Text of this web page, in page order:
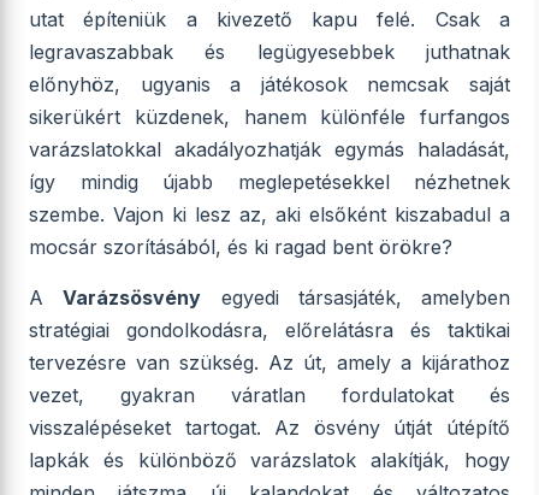
utat építeniük a kivezető kapu felé. Csak a
legravaszabbak és legügyesebbek juthatnak
előnyhöz, ugyanis a játékosok nemcsak saját
sikerükért küzdenek, hanem különféle furfangos
varázslatokkal akadályozhatják egymás haladását,
így mindig újabb meglepetésekkel nézhetnek
szembe. Vajon ki lesz az, aki elsőként kiszabadul a
mocsár szorításából, és ki ragad bent örökre?
AVarázsösvény egyedi társasjáték, amelyben
stratégiai gondolkodásra, előrelátásra és taktikai
tervezésre van szükség. Az út, amely a kijárathoz
vezet, gyakran váratlan fordulatokat és
visszalépéseket tartogat. Az ösvény útját útépítő
lapkák és különböző varázslatok alakítják, hogy